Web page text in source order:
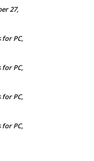
27,
for PC,
for PC,
for PC,
for PC,